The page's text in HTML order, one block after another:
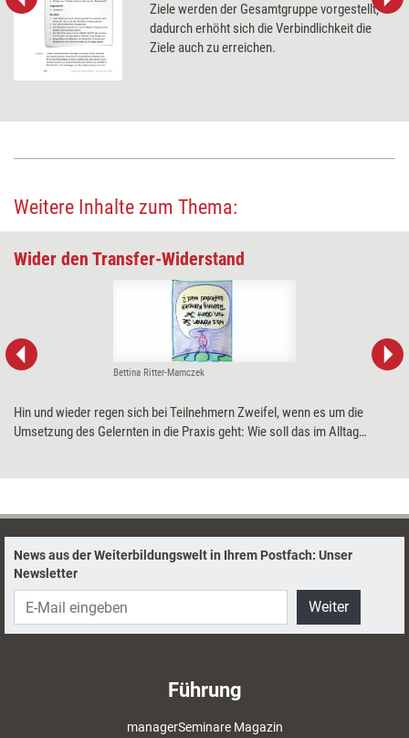
Ziele werden der Gesamtgruppe vorgestellt,
dadurch erhöht sich die Verbindlichkeit die
Ziele auch zu erreichen.
Weitere Inhalte zum Thema:
Wider den Transfer-Widerstand
Bettina Ritter-Mamczek
Hin und wieder regen sich bei Teilnehmern Zweifel, wenn es um die
Umsetzung des Gelernten in die Praxis geht: Wie soll das im Alltag
News aus der Weiterbildungswelt in Ihrem Postfach: Unser
Newsletter
Weiter
Führung
managerSeminare Magazin